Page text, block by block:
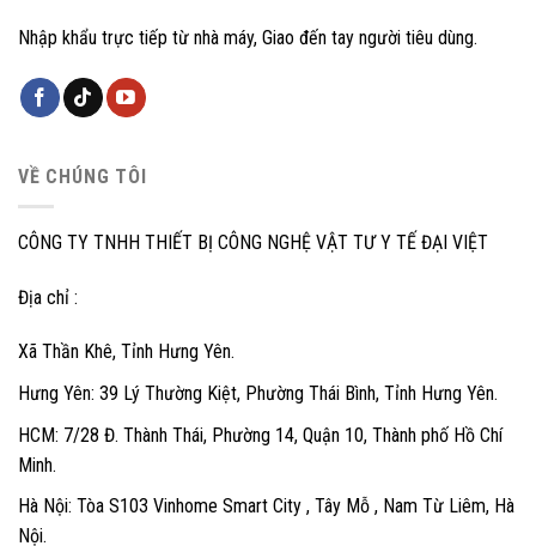
Nhập khẩu trực tiếp từ nhà máy, Giao đến tay người tiêu dùng.
VỀ CHÚNG TÔI
CÔNG TY TNHH THIẾT BỊ CÔNG NGHỆ VẬT TƯ Y TẾ ĐẠI VIỆT
Địa chỉ :
Xã Thần Khê, Tỉnh Hưng Yên.
Hưng Yên: 39 Lý Thường Kiệt, Phường Thái Bình, Tỉnh Hưng Yên.
HCM: 7/28 Đ. Thành Thái, Phường 14, Quận 10, Thành phố Hồ Chí
Minh.
Hà Nội: Tòa S103 Vinhome Smart City , Tây Mỗ , Nam Từ Liêm, Hà
Nội.